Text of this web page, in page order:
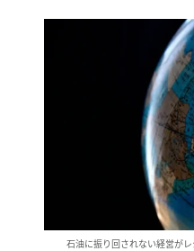
石油に振り回されない経営が